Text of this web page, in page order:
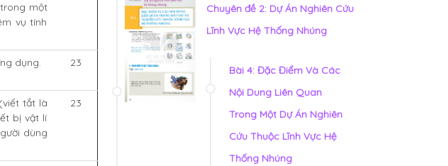
một
vụ tính
dụng. 23
tắt là
bị vật lí
dùng
23
Chuyên đề 2: Dự Án Nghiên Cứu
Lĩnh Vực Hệ Thống Nhúng
Bài 4: Đặc Điểm Và Các
Nội Dung Liên Quan
Trong Một Dự Án Nghiên
Cứu Thuộc Lĩnh Vực Hệ
Thống Nhúng